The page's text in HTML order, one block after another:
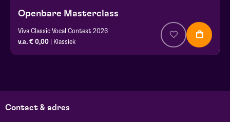
Openbare Masterclass
Viva Classic Vocal Contest 2026
v.a. € 0,00 | Klassiek
Contact & adres